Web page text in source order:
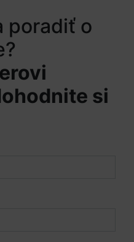
poradiť o
si